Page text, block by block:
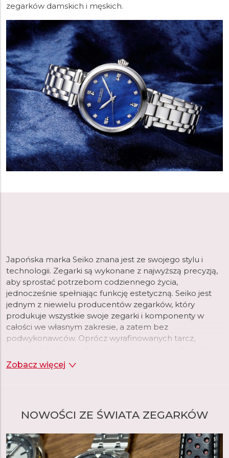
zegarków damskich i męskich.
Japońska marka Seiko znana jest ze swojego stylu i
technologii. Zegarki są wykonane z najwyższą precyzją,
aby sprostać potrzebom codziennego życia,
jednocześnie spełniając funkcję estetyczną. Seiko jest
jednym z niewielu producentów zegarków, który
produkuje wszystkie swoje zegarki i komponenty w
całości we własnym zakresie, a zatem bez
podwykonawców. Oprócz wyrafinowanych tarcz,
Seiko produkuje we własnych fabrykach, na przykład
smary stosowane w zegarkach lub powłoki
Założyciel Seiko, Kintaro Hattori, urodził się w centrum
założył własną firmę "K. Hattori" zajmującą się hurtową i
detaliczną sprzedażą zegarków. W 1892 roku założył
Zobacz więcej
NOWOŚCI ZE ŚWIATA ZEGARKÓW